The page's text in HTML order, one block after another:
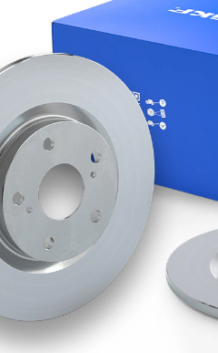
8,4 mm
3
262 mm
4
90,1 mm
acoperit
(cu un